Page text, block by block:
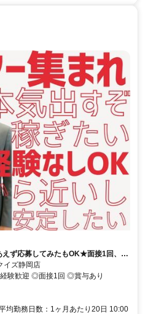
えず応募してみたもOK★面接1回、最
にオススメ★
イズ静岡店
験歓迎 ◎面接1回 ◎賞与あり
均勤務日数：1ヶ月あたり20日 10:00